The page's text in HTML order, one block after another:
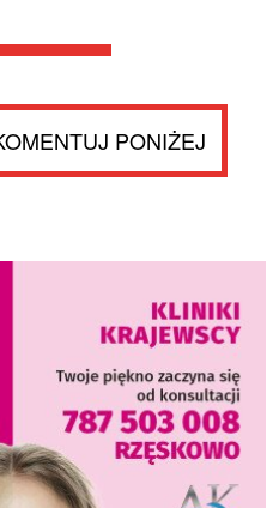
PONIŻEJ